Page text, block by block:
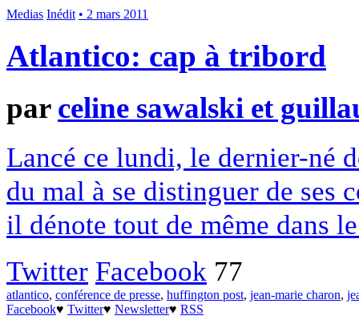
Medias Inédit • 2 mars 2011
Atlantico: cap à tribord
par celine sawalski et
Lancé ce lundi, le dernier-né
du mal à se distinguer de ses
il dénote tout de même dans
Twitter Facebook 77
atlantico, conférence de presse, huffington post, jean-marie charon,
Facebook♥ Twitter♥ Newsletter♥ RSS